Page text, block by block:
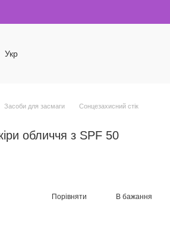
Укр
Засоби для засмаги
Сонцезахисний стік
обличчя з SPF 50
Порівняти В бажання